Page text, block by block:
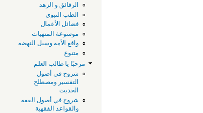
الرقائق و الزهد
الطب النبوي
فضائل الأعمال
موسوعة المنهيات
واقع الأمة وسبل النهضة
متنوع
مرحبًا يا طالب العلم
شروح في أصول
التفسير ومصطلح
الحديث
شروح في أصول الفقه
والقواعد الفقهية